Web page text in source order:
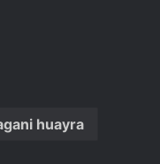
huayra